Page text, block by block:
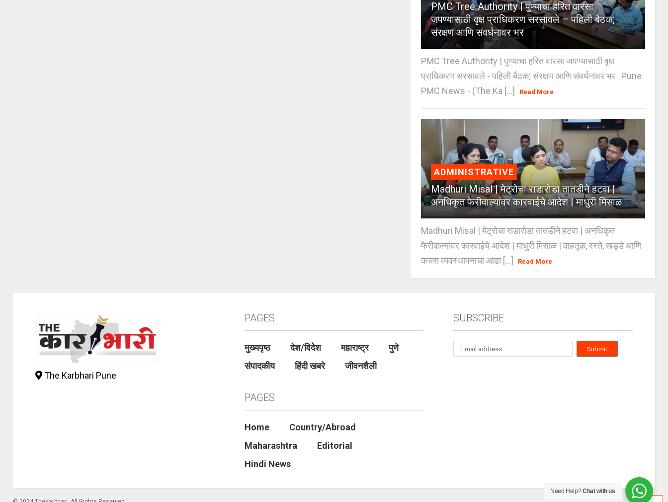
PMC Tree Authority | पुण्याचा हरित वारसा
जपण्यासाठी वृक्ष प्राधिकरण सरसावले – पहिली बैठक;
संरक्षण आणि संवर्धनावर भर
PMC Tree Authority | पुण्याचा हरित वारसा जपण्यासाठी वृक्ष
प्राधिकरण सरसावले - पहिली बैठक; संरक्षण आणि संवर्धनावर भर Pune
PMC News - (The Ka [...]
Read More
ADMINISTRATIVE
Madhuri Misal | मेट्रोचा राडारोडा तातडीने हटवा |
अनधिकृत फेरीवाल्यांवर कारवाईचे आदेश | माधुरी मिसाळ
Madhuri Misal | मेट्रोचा राडारोडा तातडीने हटवा | अनधिकृत
फेरीवाल्यांवर कारवाईचे आदेश | माधुरी मिसाळ | वाहतूक, रस्ते, खड्डे आणि
कचरा व्यवस्थापनाचा आढा [...]
Read More
The Karbhari Pune
PAGES
मुख्यपृष्ठ देश/विदेश महाराष्ट्र
पुणे
संपादकीय
हिंदी खबरे जीवनशैली
PAGES
Home
Country/Abroad
Maharashtra
Editorial
Hindi News
SUBSCRIBE
Need Help?Chat with us